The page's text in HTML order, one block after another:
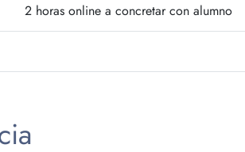
2 horas online a concretar con alumno